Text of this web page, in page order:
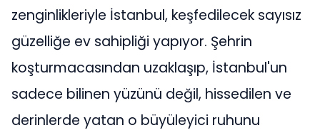
zenginlikleriyle İstanbul, keşfedilecek sayısız
güzelliğe ev sahipliği yapıyor. Şehrin
koşturmacasından uzaklaşıp, İstanbul'un
sadece bilinen yüzünü değil, hissedilen ve
derinlerde yatan o büyüleyici ruhunu